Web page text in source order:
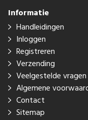
Informatie
Handleidingen
Inloggen
Registreren
Verzending
Veelgestelde vragen
Algemene
Contact
Sitemap